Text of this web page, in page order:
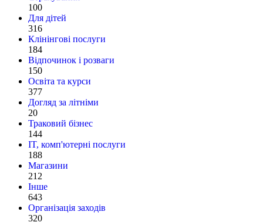
100
Для дітей
316
Клінінгові послуги
184
Відпочинок і розваги
150
Освіта та курси
377
Догляд за літніми
20
Траковий бізнес
144
IT, комп'ютерні послуги
188
Магазини
212
Інше
643
Організація заходів
320